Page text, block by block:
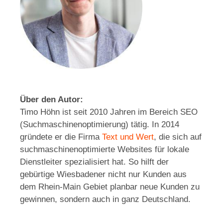
Über den Autor:
Timo Höhn ist seit 2010 Jahren im Bereich SEO
(Suchmaschinenoptimierung) tätig. In 2014
gründete er die Firma Text und Wert, die sich auf
suchmaschinenoptimierte Websites für lokale
Dienstleiter spezialisiert hat. So hilft der
gebürtige Wiesbadener nicht nur Kunden aus
dem Rhein-Main Gebiet planbar neue Kunden zu
gewinnen, sondern auch in ganz Deutschland.